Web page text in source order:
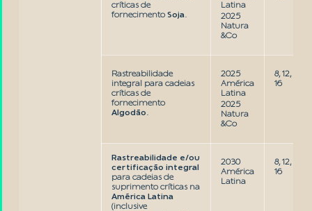
críticas de
fornecimentoSoja.
Latina
2025
Natura
&Co
Rastreabilidade
integral para cadeias
críticas de
fornecimento
Algodão
2025
América
Latina
2025
Natura
&Co
8, 12,
16
Rastreabilidade e/ou
certificação integral
para cadeias de
suprimento críticas na
América Latina
(inclusive
2030
América
Latina
8, 12,
16